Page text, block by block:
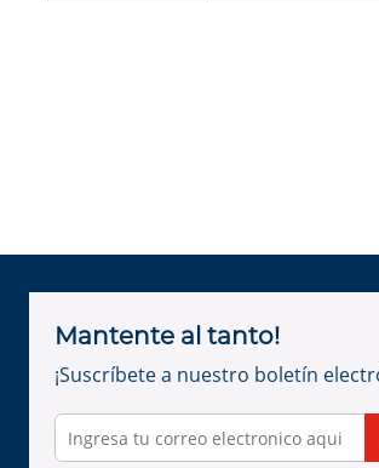
Mantente al tanto!
¡Suscríbete a nuestro boletín